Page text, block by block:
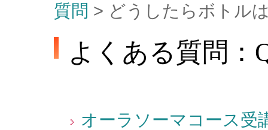
質問 > どうしたらボトル
よくある質問：
オーラソーマコース受